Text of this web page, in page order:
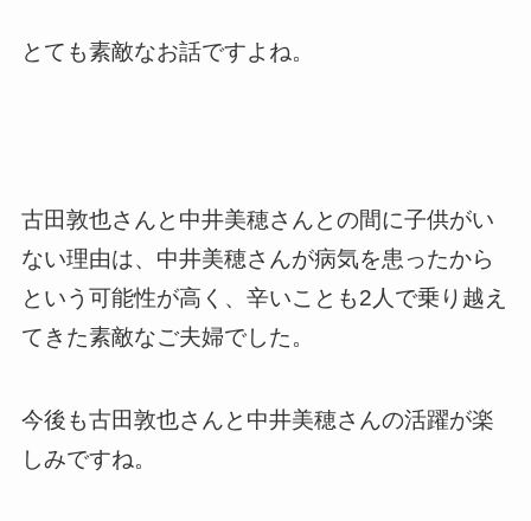
とても素敵なお話ですよね。
古田敦也さんと中井美穂さんとの間に子供がい
ない理由は、中井美穂さんが病気を患ったから
という可能性が高く、辛いことも2人で乗り越え
てきた素敵なご夫婦でした。
今後も古田敦也さんと中井美穂さんの活躍が楽
しみですね。